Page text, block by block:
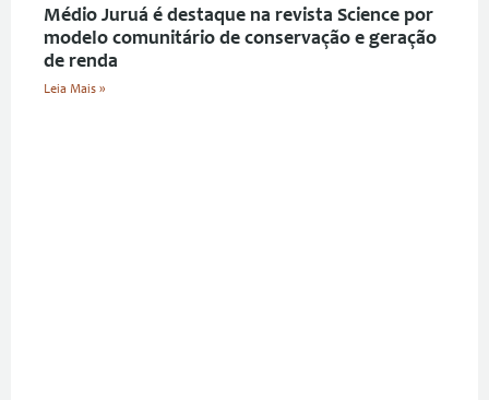
Médio Juruá é destaque na revista Science por
modelo comunitário de conservação e geração
de renda
Leia Mais »